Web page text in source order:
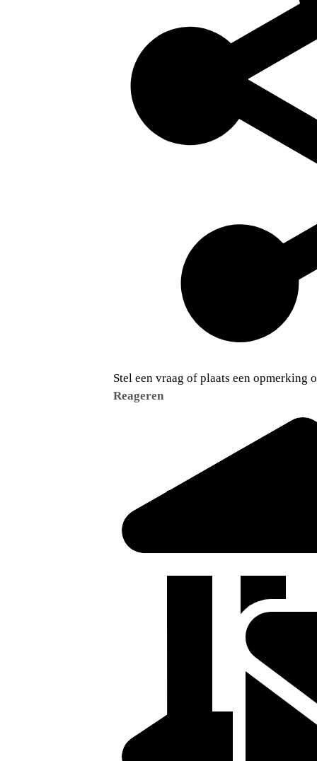
Stel een vraag of plaats een opmerking
Reageren